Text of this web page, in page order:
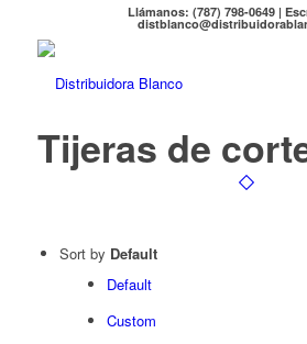
Llámanos: (787) 798-0649 |
Tijeras de
Sort by Default
Default
Custom